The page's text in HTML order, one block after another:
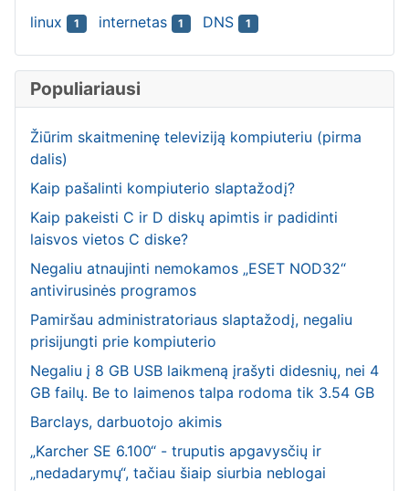
linux 1 internetas 1 DNS 1
Populiariausi
Žiūrim skaitmeninę televiziją kompiuteriu (pirma
dalis)
Kaip pašalinti kompiuterio slaptažodį?
Kaip pakeisti C ir D diskų apimtis ir padidinti
laisvos vietos C diske?
Negaliu atnaujinti nemokamos „ESET NOD32“
antivirusinės programos
Pamiršau administratoriaus slaptažodį, negaliu
prisijungti prie kompiuterio
Negaliu į 8 GB USB laikmeną įrašyti didesnių, nei 4
GB failų. Be to laimenos talpa rodoma tik 3.54 GB
Barclays, darbuotojo akimis
„Karcher SE 6.100“ - truputis apgavysčių ir
„nedadarymų“, tačiau šiaip siurbia neblogai